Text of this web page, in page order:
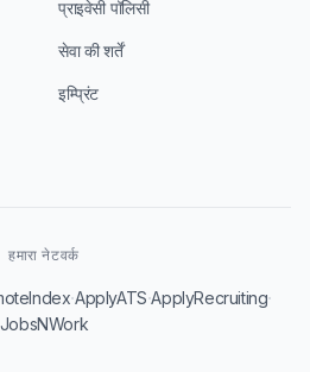
प्राइवेसी पॉलिसी
सेवा की शर्तें
इम्प्रिंट
हमारा नेटवर्क
·ApplyATS·ApplyRecruiting·
JobsNWork